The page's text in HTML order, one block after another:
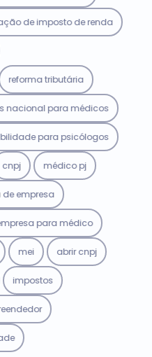
de imposto de renda
reforma tributária
nacional para médicos
para psicólogos
cnpj médico pj
de empresa
para médico
mei abrir cnpj
impostos